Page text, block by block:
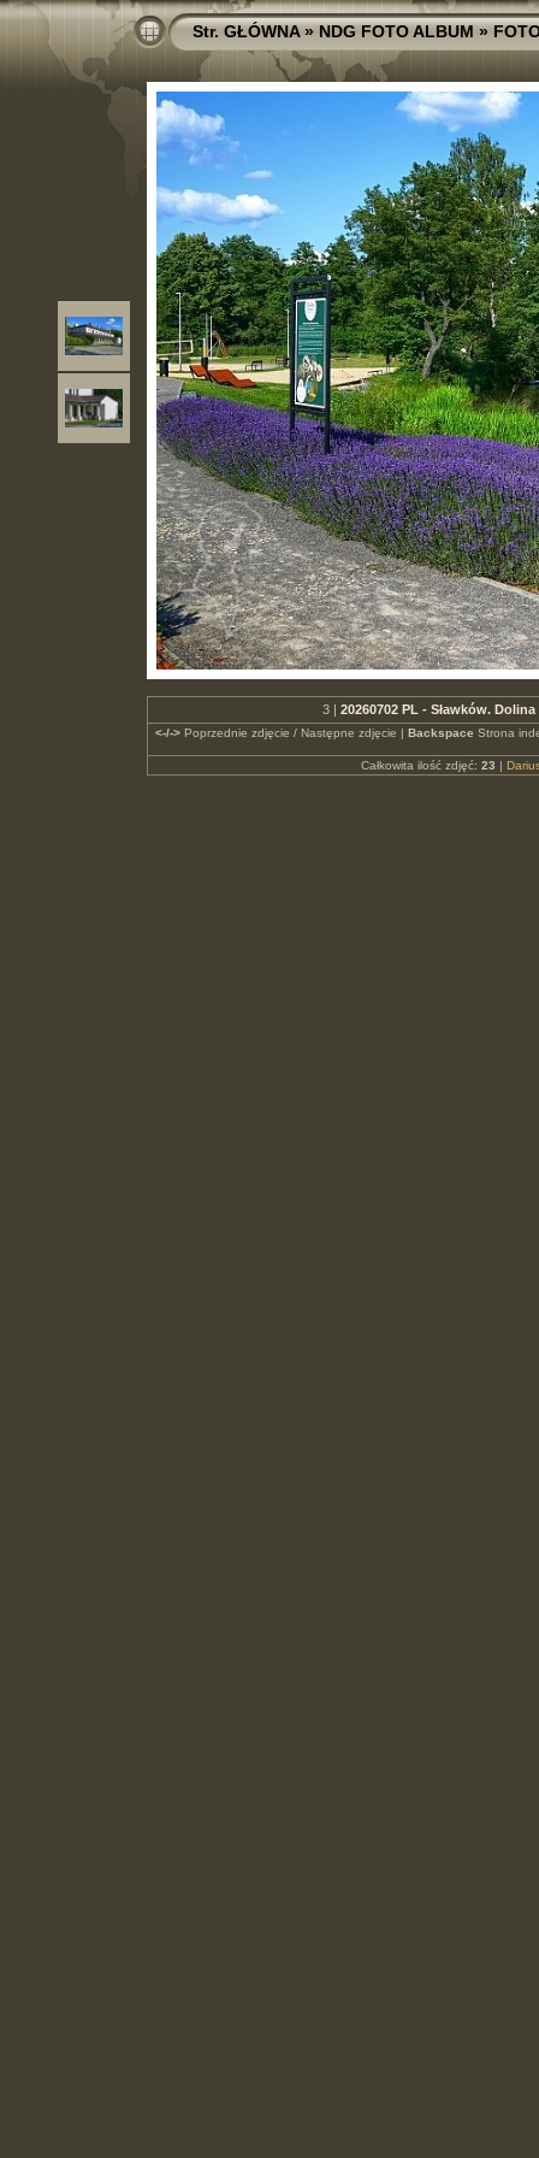
Str. GŁÓWNA»NDG FOTO ALBUM»
3 | 20260702 PL - Sławków.
<-/->Poprzednie zdjęcie / Następne zdjęcie | Backspace Strona
Całkowita ilość zdjęć: 23 |